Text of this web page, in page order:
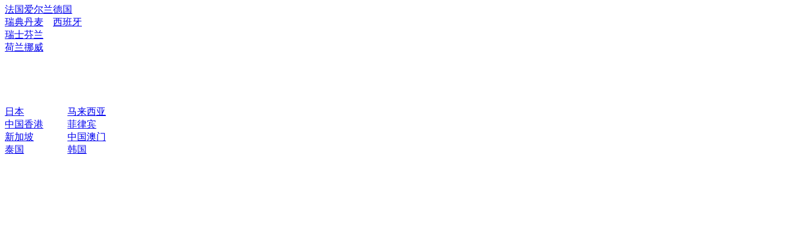
法国爱尔兰德国
瑞典丹麦
西班牙
瑞士芬兰
荷兰挪威
日本
马来西亚
中国香港
菲律宾
新加坡
中国澳门
泰国
韩国